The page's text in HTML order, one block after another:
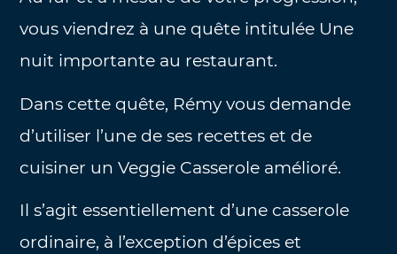
vous viendrez à une quête intitulée Une
nuit importante au restaurant.
Dans cette quête, Rémy vous demande
d’utiliser l’une de ses recettes et de
cuisiner un Veggie Casserole amélioré.
Il s’agit essentiellement d’une casserole
ordinaire, à l’exception d’épices et